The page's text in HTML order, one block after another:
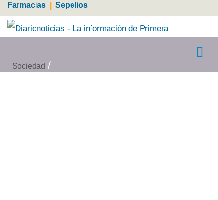
Farmacias Sepelios
Sociedad